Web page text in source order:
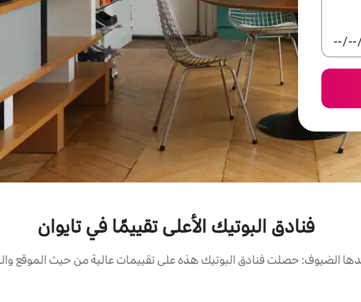
فنادق البوتيك الأعلى تقييمًا في تايوان
الضيوف: حصلت فنادق البوتيك هذه على تقييمات عالية من حيث الموقع